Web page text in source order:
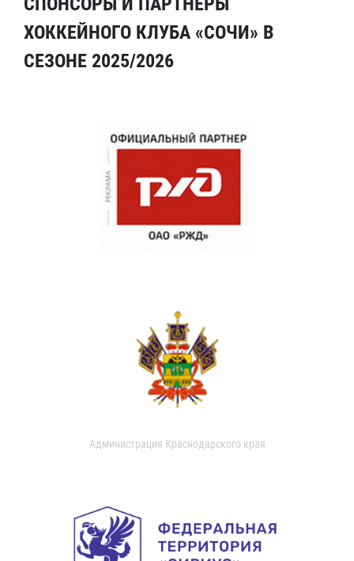
ХОККЕЙНОГО КЛУБА «СОЧИ» В
СЕЗОНЕ 2025/2026
Администрация Краснодарского края